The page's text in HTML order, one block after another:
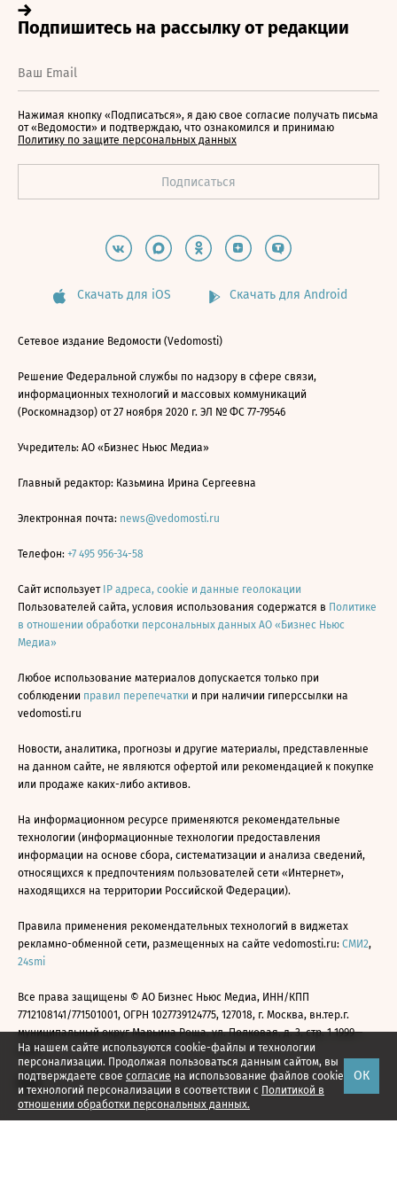
На нашем сайте используются cookie-файлы и технологии
персонализации. Продолжая пользоваться данным сайтом, вы
подтверждаете свое согласие на использование файлов cookie
и технологий персонализации в соответствии с Политикой в
отношении обработки персональных данных.
ОК
Нажимая кнопку «Подписаться», я даю свое согласие получать письма
от «Ведомости» и подтверждаю, что ознакомился и принимаю
Политику по защите персональных данных
Скачать для iOS Скачать для Android
Сетевое издание Ведомости (Vedomosti)
Решение Федеральной службы по надзору в сфере связи,
информационных технологий и массовых коммуникаций
(Роскомнадзор) от 27 ноября 2020 г. ЭЛ № ФС 77-79546
Учредитель: АО «Бизнес Ньюс Медиа»
Главный редактор: Казьмина Ирина Сергеевна
Электронная почта: news@vedomosti.ru
Телефон: +7 495 956-34-58
Сайт использует IP адреса, cookie и данные геолокации
Пользователей сайта, условия использования содержатся в Политике
в отношении обработки персональных данных АО «Бизнес Ньюс
Медиа»
Любое использование материалов допускается только при
соблюдении правил перепечатки и при наличии гиперссылки на
vedomosti.ru
Новости, аналитика, прогнозы и другие материалы, представленные
на данном сайте, не являются офертой или рекомендацией к покупке
или продаже каких-либо активов.
На информационном ресурсе применяются рекомендательные
технологии (информационные технологии предоставления
информации на основе сбора, систематизации и анализа сведений,
относящихся к предпочтениям пользователей сети «Интернет»,
находящихся на территории Российской Федерации).
Правила применения рекомендательных технологий в виджетах
рекламно-обменной сети, размещенных на сайте vedomosti.ru: СМИ2,
24smi
Все права защищены © АО Бизнес Ньюс Медиа, ИНН/КПП
7712108141/771501001, ОГРН 1027739124775, 127018, г. Москва, вн.тер.г.
муниципальный округ Марьина Роща, ул. Полковая, д. 3, стр. 1 1999—
2026